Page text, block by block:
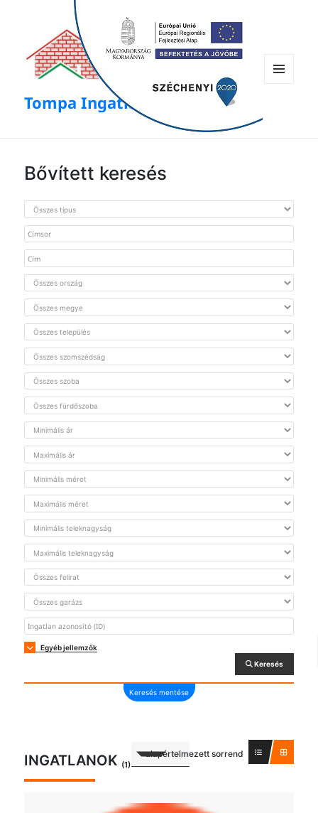
Tompa Ingatlan
Bővített keresés
Egyéb jellemzők
Keresés
Keresés mentése
INGATLANOK (1)
alapértelmezett sorrend